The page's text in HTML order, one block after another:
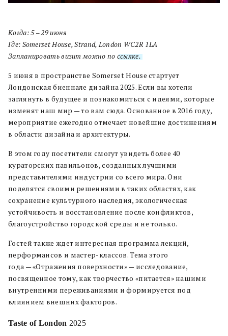
Когда: 5 – 29 июня
Где: Somerset House, Strand, London WC2R 1LA
Запланировать визит можно по ссылке.
5 июня в пространстве Somerset House стартует
Лондонская биеннале дизайна 2025. Если вы хотели
заглянуть в будущее и познакомиться с идеями, которые
изменят наш мир — то вам сюда. Основанное в 2016 году,
мероприятие ежегодно отмечает новейшие достижениям
в области дизайна и архитектуры.
В этом году посетители смогут увидеть более 40
кураторских павильонов, созданных лучшими
представителями индустрии со всего мира. Они
поделятся своими решениями в таких областях, как
сохранение культурного наследия, экологическая
устойчивость и восстановление после конфликтов,
благоустройство городской среды и не только.
Гостей также ждет интересная программа лекций,
перформансов и мастер-классов. Тема этого
года — «Отражения поверхности» — исследование,
посвященное тому, как творчество «питается» нашими
внутренними переживаниями и формируется под
влиянием внешних факторов.
Taste of London 2025